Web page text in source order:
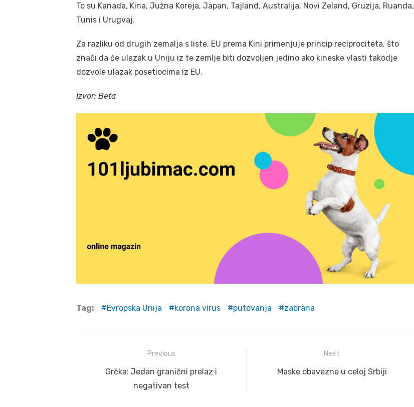
To su Kanada, Kina, Južna Koreja, Japan, Tajland, Australija, Novi Zeland, Gruzija, Ruanda,
Tunis i Urugvaj.
Za razliku od drugih zemalja s liste, EU prema Kini primenjuje princip reciprociteta, što
znači da će ulazak u Uniju iz te zemlje biti dozvoljen jedino ako kineske vlasti takodje
dozvole ulazak posetiocima iz EU.
Izvor: Beta
Tag: Evropska Unija korona virus putovanja zabrana
navigation
Previous
Previous
Grčka: Jedan granični prelaz i
negativan test
Next
Next
Maske obavezne u celoj Srbiji